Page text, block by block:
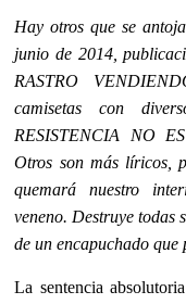
Hay otros que se
junio de 2014,
RASTRO
camisetas con
RESISTENCIA NO
Otros son más líricos,
quemará nuestro
veneno. Destruye
de un encapuchado que
La sentencia